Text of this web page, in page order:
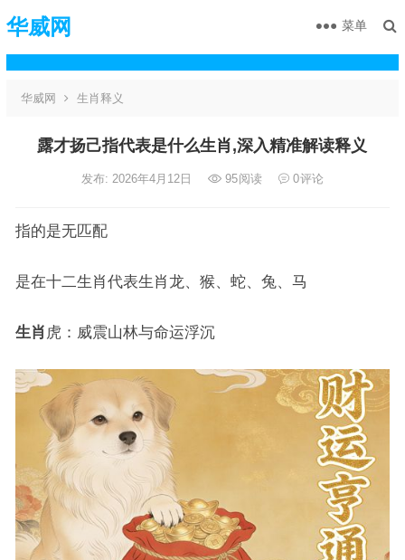
华威网 菜单
华威网 生肖释义
露才扬己指代表是什么生肖,深入精准解读释义
发布: 2026年4月12日 95阅读 0评论
指的是无匹配
是在十二生肖代表生肖龙、猴、蛇、兔、马
生肖 虎：威震山林与命运浮沉